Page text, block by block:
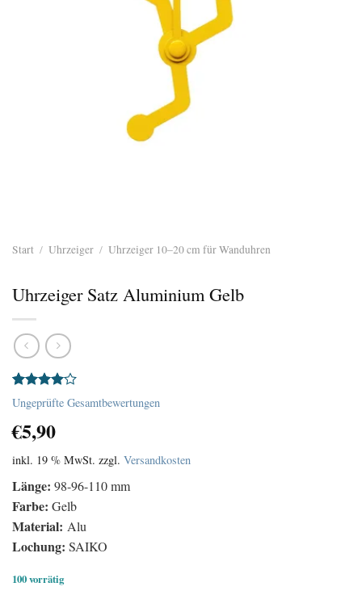
Start / Uhrzeiger / Uhrzeiger 10–20 cm für Wanduhren
Uhrzeiger Satz Aluminium Gelb
Bewertet
mit4.00
von 5,
basierend
1
Kundenbewertung
Ungeprüfte Gesamtbewertungen
€5,90
inkl. 19 % MwSt. zzgl. Versandkosten
Länge: 98-96-110 mm
Farbe: Gelb
Material: Alu
Lochung: SAIKO
100 vorrätig